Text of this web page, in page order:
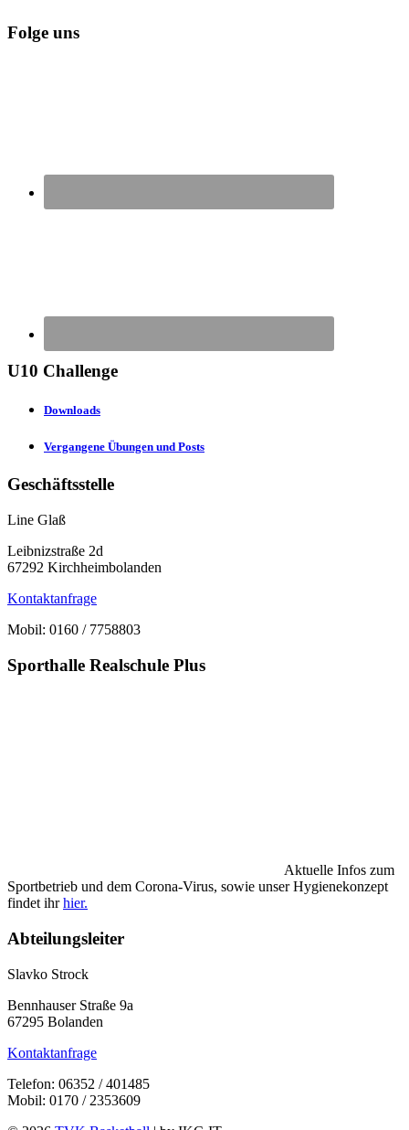
Folge uns
U10 Challenge
Downloads
Vergangene Übungen und Posts
Geschäftsstelle
Line Glaß
Leibnizstraße 2d
67292 Kirchheimbolanden
Kontaktanfrage
Mobil: 0160 / 7758803
Sporthalle Realschule Plus
Aktuelle Infos zum
Sportbetrieb und dem Corona-Virus, sowie unser Hygienekonzept
findet ihrhier.
Abteilungsleiter
Slavko Strock
Bennhauser Straße 9a
67295 Bolanden
Kontaktanfrage
Telefon: 06352 / 401485
Mobil: 0170 / 2353609